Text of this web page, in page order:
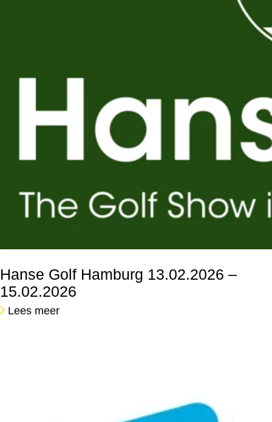
Hanse Golf Hamburg 13.02.2026 –
15.02.2026
Lees meer